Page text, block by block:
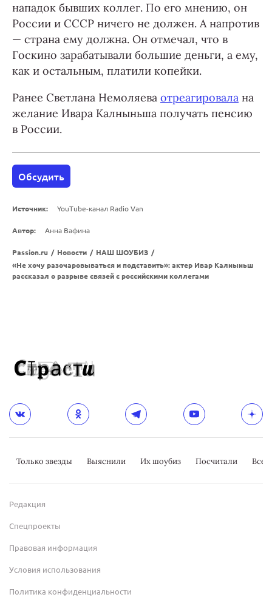
нападок бывших коллег. По его мнению, он
России и СССР ничего не должен. А напротив
— страна ему должна. Он отмечал, что в
Госкино зарабатывали большие деньги, а ему,
как и остальным, платили копейки.
Ранее Светлана Немоляева отреагировала на
желание Ивара Калныньша получать пенсию
в России.
Обсудить
Источник: YouTube-канал Radio Van
Автор: Анна Вафина
Passion.ru / Новости / НАШ ШОУБИЗ /
«Не хочу разочаровываться и подставить»: актер Ивар Калныньш
рассказал о разрыве связей с российскими коллегами
Только звезды Выяснили Их шоубиз Посчитали
Редакция
Спецпроекты
Правовая информация
Условия использования
Политика конфиденциальности